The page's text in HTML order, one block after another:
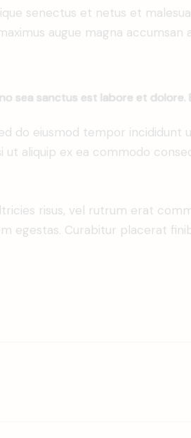
senectus et netus et
augue magna accumsan
sea sanctus est labore et dolore.
do eiusmod tempor incididunt
aliquip ex ea commodo
risus, vel rutrum erat
egestas. Curabitur placerat